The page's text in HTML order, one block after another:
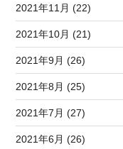
2021年11月 (22)
2021年10月 (21)
2021年9月 (26)
2021年8月 (25)
2021年7月 (27)
2021年6月 (26)